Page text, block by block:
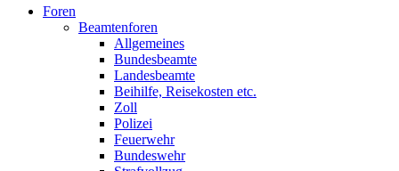
Foren
Beamtenforen
Allgemeines
Bundesbeamte
Landesbeamte
Beihilfe, Reisekosten etc.
Zoll
Polizei
Feuerwehr
Bundeswehr